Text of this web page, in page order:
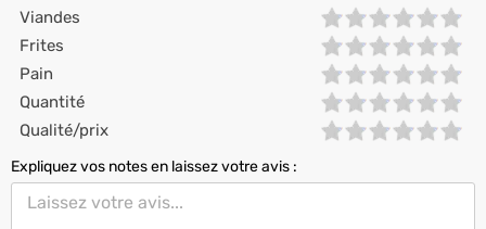
Viandes
Frites
Pain
Quantité
Qualité/prix
Expliquez vos notes en laissez votre avis :